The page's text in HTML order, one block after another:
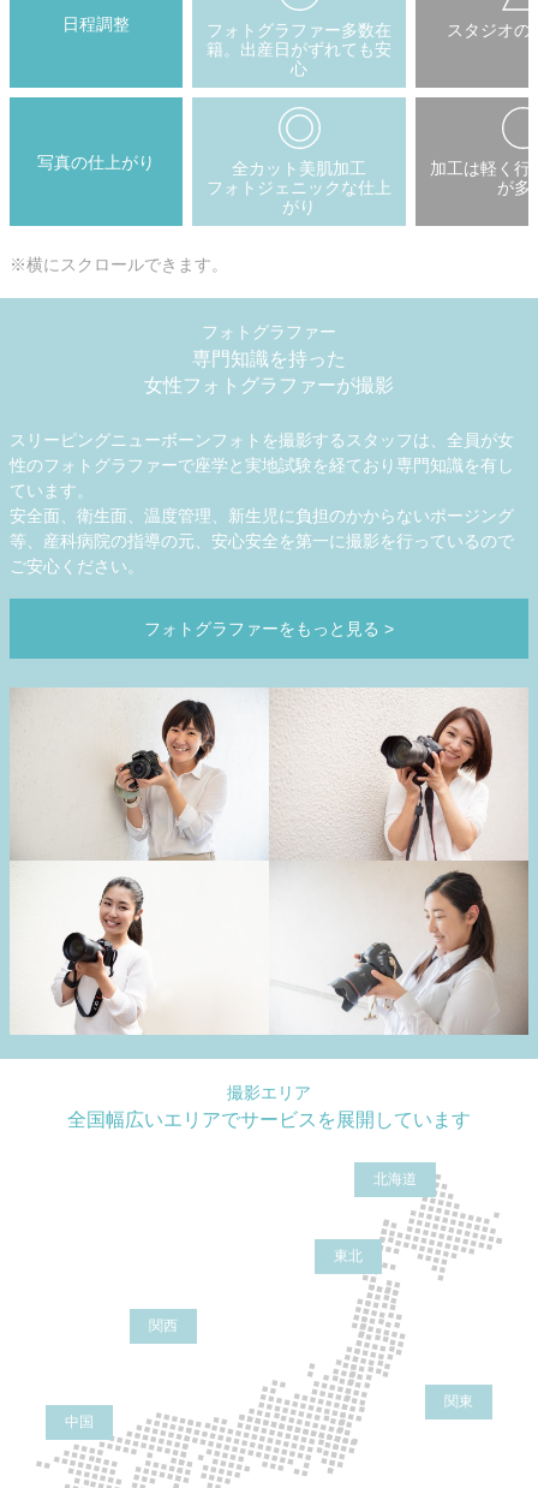
日程調整
フォトグラファー多数在
籍。出産日がずれても安
心
スタジオの
写真の仕上がり
全カット美肌加工
フォトジェニックな仕上
がり
加工は軽く行
が多
※横にスクロールできます。
フォトグラファー
専門知識を持った
女性フォトグラファーが撮影
スリーピングニューボーンフォトを撮影するスタッフは、全員が女
性のフォトグラファーで座学と実地試験を経ており専門知識を有し
ています。
安全面、衛生面、温度管理、新生児に負担のかからないポージング
等、産科病院の指導の元、安心安全を第一に撮影を行っているので
ご安心ください。
フォトグラファーをもっと見る >
撮影エリア
全国幅広いエリアでサービスを展開しています
中国
北海道
東北
関東
関西